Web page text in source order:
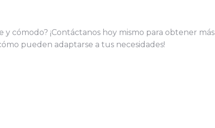
cómodo? ¡Contáctanos hoy mismo para obtener más
pueden adaptarse a tus necesidades!